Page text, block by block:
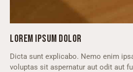
LOREM IPSUM DOLOR
Dicta sunt explicabo. Nemo enim
voluptas sit aspernatur aut odit aut